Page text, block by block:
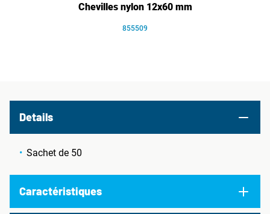
Chevilles nylon 12x60 mm
855509
Details
Sachet de 50
Caractéristiques